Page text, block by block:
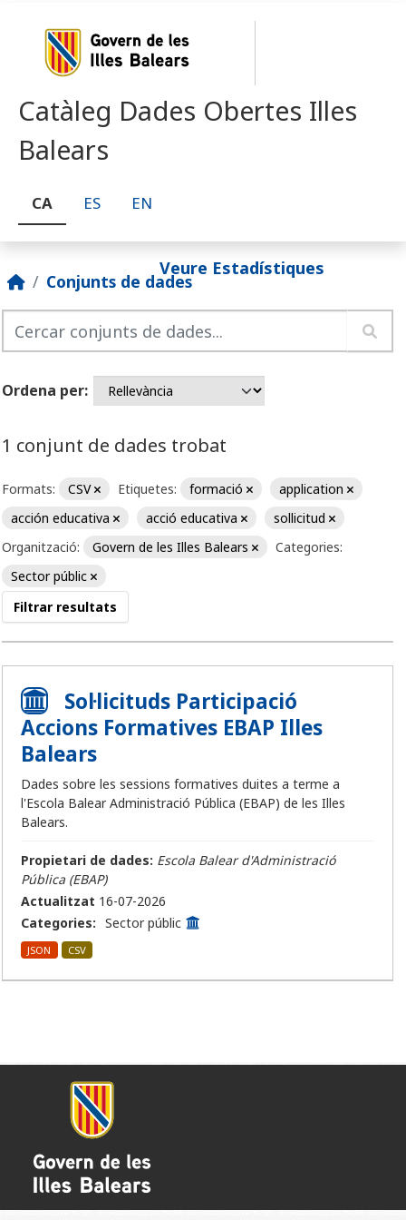
Catàleg Dades Obertes Illes
Balears
CA ES EN
Veure Estadístiques
Conjunts de dades
Ordena per
1 conjunt de dades trobat
Formats: CSV Etiquetes: formació
application
acción educativa
acció educativa
sollicitud
Organització:
Govern de les Illes Balears
Categories:
Sector públic
Filtrar resultats
Sol·licituds Participació
Accions Formatives EBAP Illes
Balears
Dades sobre les sessions formatives duites a terme a
l'Escola Balear Administració Pública (EBAP) de les Illes
Balears.
Propietari de dades: Escola Balear d'Administració
Pública (EBAP)
Actualitzat 16-07-2026
Categories: Sector públic
JSON CSV